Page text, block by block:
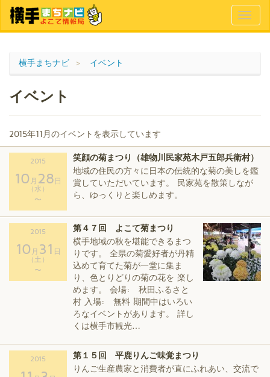
横手まちナビ イベント
イベント
2015年11月のイベントを表示しています
2015
10 月 28 日
（水）
〜
笑顔の菊まつり（雄物川民家苑木戸五郎兵衛村）
地域の住民の方々に日本の伝統的な菊の美しを鑑
賞していただいています。 民家苑を散策しなが
ら、ゆっくりと楽しめます。
2015
10 月 31 日
（土）
〜
第４７回 よこて菊まつり
横手地域の秋を堪能できるまつ
りです。 全県の菊愛好者が丹精
込めて育てた菊が一堂に集ま
り、色とりどりの菊の花を 楽し
めます。 会場: 秋田ふるさと
村 入場: 無料 期間中はいろい
ろなイベントがあります。 詳し
くは横手市観光…
2015
第１５回 平鹿りんご味覚まつり
りんご生産農家と消費者が直にふれあい、交流で